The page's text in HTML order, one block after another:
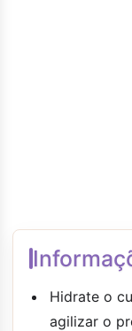
Hidrate o
agilizar o